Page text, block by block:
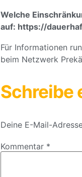
Welche
auf: https://
Für Informationen
beim Netzwerk
Schreibe
Deine E-Mail-
Kommentar *